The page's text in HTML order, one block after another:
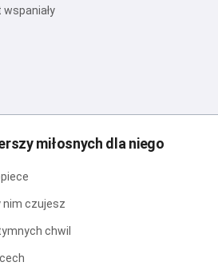
miłosnych dla niego
nim czujesz
chwil